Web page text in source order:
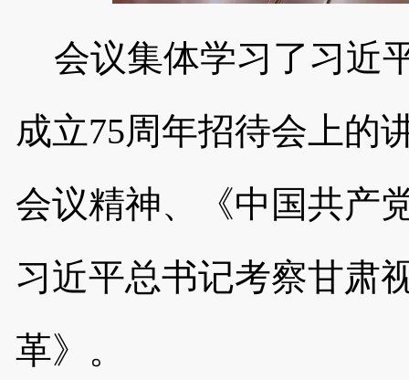
会议集体学习了习近
成立75周年招待会上的
会议精神、《中国共产
习近平总书记考察甘肃
革》。